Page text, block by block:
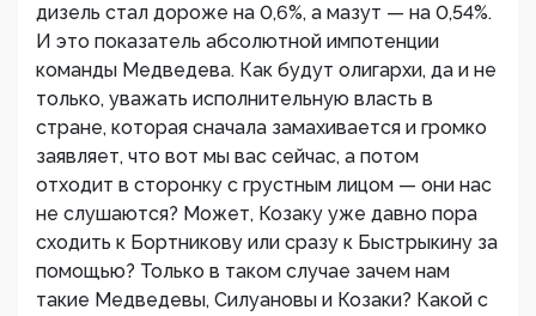
дизель стал дороже на 0,6%, а мазут — на 0,54%.
И это показатель абсолютной импотенции
команды Медведева. Как будут олигархи, да и не
только, уважать исполнительную власть в
стране, которая сначала замахивается и громко
заявляет, что вот мы вас сейчас, а потом
отходит в сторонку с грустным лицом — они нас
не слушаются? Может, Козаку уже давно пора
сходить к Бортникову или сразу к Быстрыкину за
помощью? Только в таком случае зачем нам
такие Медведевы, Силуановы и Козаки? Какой с